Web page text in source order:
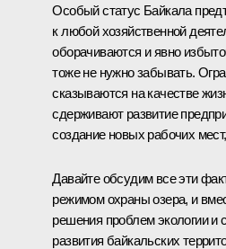
Особый статус Байкала
к любой хозяйственной
оборачиваются и явно
тоже не нужно забывать.
сказываются на качестве
сдерживают развитие
создание новых рабочих
Давайте обсудим все эти
режимом охраны озера, и
решения проблем экологии и
развития байкальских